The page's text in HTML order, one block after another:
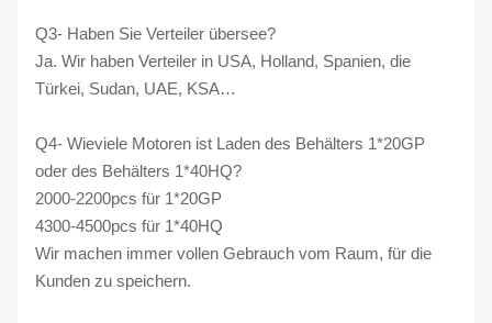
Q3- Haben Sie Verteiler übersee?
Ja. Wir haben Verteiler in USA, Holland, Spanien, die
Türkei, Sudan, UAE, KSA…
Q4- Wieviele Motoren ist Laden des Behälters 1*20GP
oder des Behälters 1*40HQ?
2000-2200pcs für 1*20GP
4300-4500pcs für 1*40HQ
Wir machen immer vollen Gebrauch vom Raum, für die
Kunden zu speichern.